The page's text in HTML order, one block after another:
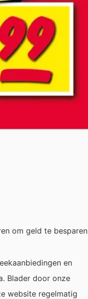
om geld te besparen
en
Blader door onze
website regelmatig